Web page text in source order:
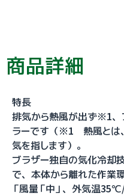
商品詳細
特長
排気から熱風が出ず※1、
ラーです（※1 熱風とは
気を指します）。
ブラザー独自の気化冷却
で、本体から離れた作業
「風量「中」、外気温